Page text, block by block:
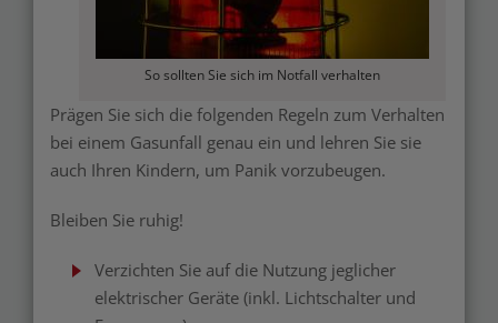
So sollten Sie sich im Notfall verhalten
Prägen Sie sich die folgenden Regeln zum Verhalten
bei einem Gasunfall genau ein und lehren Sie sie
auch Ihren Kindern, um Panik vorzubeugen.
Bleiben Sie ruhig!
Verzichten Sie auf die Nutzung jeglicher
elektrischer Geräte (inkl. Lichtschalter und